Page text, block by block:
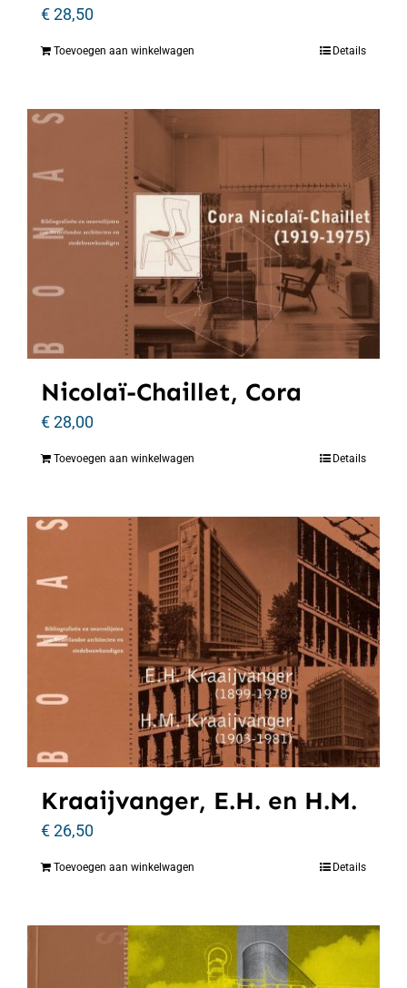
€28,50
Toevoegen aan winkelwagen Details
Nicolaï-Chaillet, Cora
€28,00
Toevoegen aan winkelwagen Details
Kraaijvanger, E.H. en H.M.
€26,50
Toevoegen aan winkelwagen Details